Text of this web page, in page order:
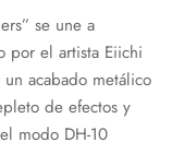
se une a
por el artista Eiichi
acabado metálico
de efectos y
modo DH-10